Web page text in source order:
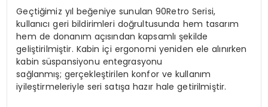
Geçtiğimiz yıl beğeniye sunulan 90Retro Serisi,
kullanıcı geri bildirimleri doğrultusunda hem tasarım
hem de donanım açısından kapsamlı şekilde
geliştirilmiştir. Kabin içi ergonomi yeniden ele alınırken
kabin süspansiyonu entegrasyonu
sağlanmış; gerçekleştirilen konfor ve kullanım
iyileştirmeleriyle seri satışa hazır hale getirilmiştir.